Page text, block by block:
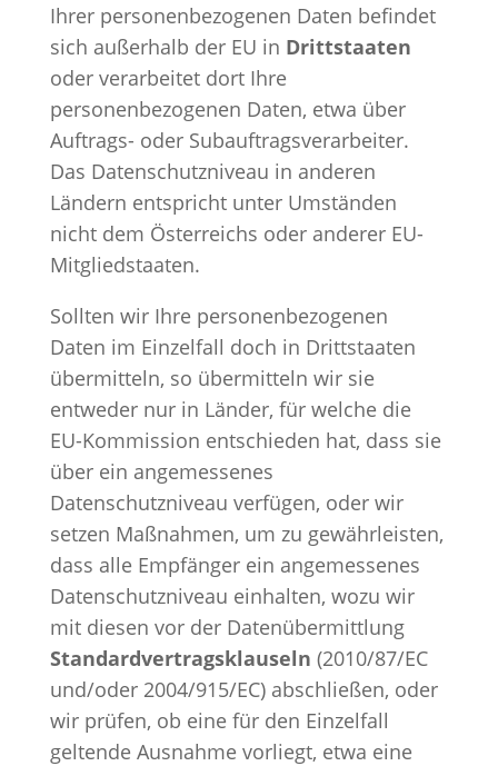
Ihrer personenbezogenen Daten befindet
sich außerhalb der EU in Drittstaaten
oder verarbeitet dort Ihre
personenbezogenen Daten, etwa über
Auftrags- oder Subauftragsverarbeiter.
Das Datenschutzniveau in anderen
Ländern entspricht unter Umständen
nicht dem Österreichs oder anderer EU-
Mitgliedstaaten.
Sollten wir Ihre personenbezogenen
Daten im Einzelfall doch in Drittstaaten
übermitteln, so übermitteln wir sie
entweder nur in Länder, für welche die
EU-Kommission entschieden hat, dass sie
über ein angemessenes
Datenschutzniveau verfügen, oder wir
setzen Maßnahmen, um zu gewährleisten,
dass alle Empfänger ein angemessenes
Datenschutzniveau einhalten, wozu wir
mit diesen vor der Datenübermittlung
Standardvertragsklauseln (2010/87/EC
und/oder 2004/915/EC) abschließen, oder
wir prüfen, ob eine für den Einzelfall
geltende Ausnahme vorliegt, etwa eine